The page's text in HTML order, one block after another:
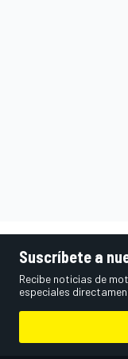
Suscríbete a
Recibe noticias de
especiales